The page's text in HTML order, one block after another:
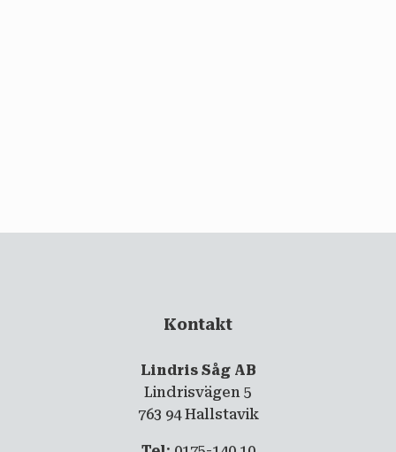
Kontakt
Lindris Såg AB
Lindrisvägen 5
763 94 Hallstavik